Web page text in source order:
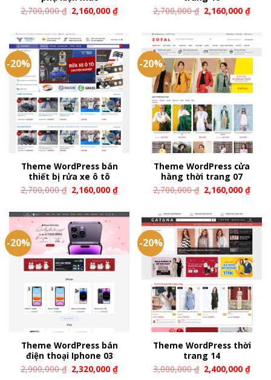
2,700,000₫ 2,160,000₫
2,700,000₫ 2,160,000₫
-20%
Theme WordPress bán
thiết bị rửa xe ô tô
2,700,000₫ 2,160,000₫
-20%
Theme WordPress cửa
hàng thời trang 07
2,700,000₫ 2,160,000₫
-20%
Theme WordPress bán
điện thoại Iphone 03
2,900,000₫ 2,320,000₫
-20%
Theme WordPress thời
trang 14
3,000,000₫ 2,400,000₫